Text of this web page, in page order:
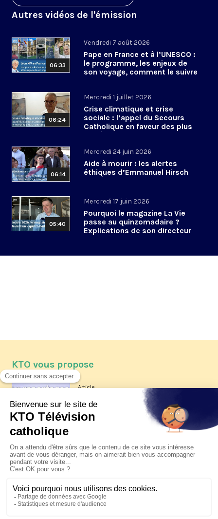
Autres vidéos de l'émission
06:33
Vendredi 7 août 2026
Pape en France et à l’UNESCO :
le programme, les enjeux de
son voyage, comment le suivre
06:24
Mercredi 1 juillet 2026
Crise climatique et crise
sociale : l’appel du Secours
Catholique en faveur des plus
vulnérables
06:14
Mercredi 24 juin 2026
Aide à mourir : les alertes
éthiques d’Emmanuel Hirsch
05:40
Mercredi 17 juin 2026
Pourquoi le magazine La Vie
passe au quinzomadaire ?
Explications de son directeur
de la rédaction
KTO vous propose
Article
Les reportages d'été 2026 de KTO
La visite pastorale du pape Léon
XIV à Assise à suivre sur KTO le
jeudi 6 août
Le pape en Uruguay, Argentine et
Pérou du 6 au 17 novembre 2026